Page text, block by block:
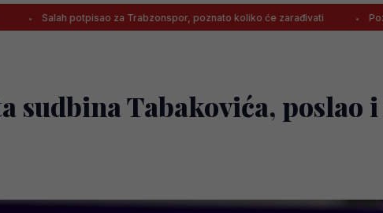
potpisao za Trabzonspor, poznato koliko će zarađivati Poznato koliko
sudbina Tabakovića, poslao